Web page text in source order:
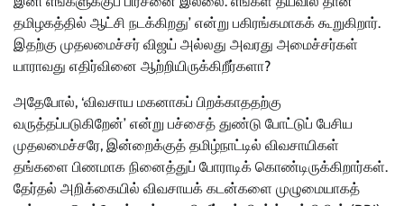
தமிழகத்தில் ஆட்சி நடக்கிறது’ என்று பகிரங்கமாகக் கூறுகிறார்.
இதற்கு முதலமைச்சர் விஜய் அல்லது அவரது அமைச்சர்கள்
யாராவது எதிர்வினை ஆற்றியிருக்கிறீர்களா?
அதேபோல், ‘விவசாய மகனாகப் பிறக்காததற்கு
வருத்தப்படுகிறேன்’ என்று பச்சைத் துண்டு போட்டுப் பேசிய
முதலமைச்சரே, இன்றைக்குத் தமிழ்நாட்டில் விவசாயிகள்
தங்களை பிணமாக நினைத்துப் போராடிக் கொண்டிருக்கிறார்கள்.
தேர்தல் அறிக்கையில் விவசாயக் கடன்களை முழுமையாகத்